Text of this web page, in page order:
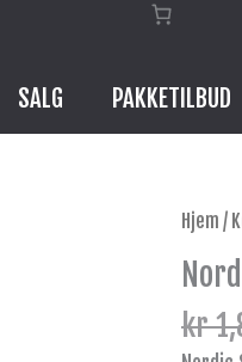
SALG PAKKETILBUD
Hjem /
kr
Nordic
antall